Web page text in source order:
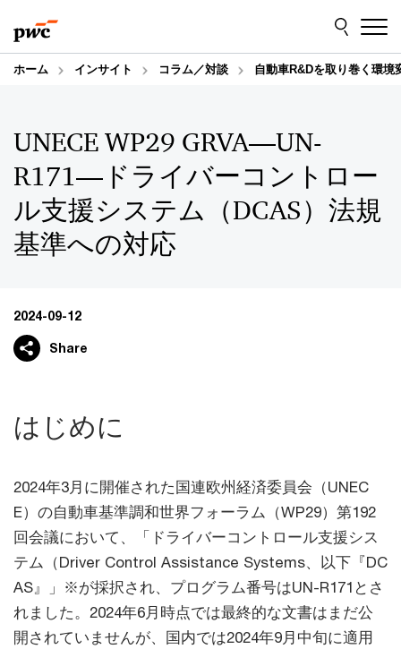
to
content
to
footer
ホーム インサイト コラム／対談 自動車R&Dを取り巻く環境
UNECE WP29 GRVA―UN-
R171―ドライバーコントロー
ル支援システム（DCAS）法規
基準への対応
2024-09-12
Share
はじめに
2024年3月に開催された国連欧州経済委員会（UNEC
E）の自動車基準調和世界フォーラム（WP29）第192
回会議において、「ドライバーコントロール支援シス
テム（Driver Control Assistance Systems、以下『DC
AS』」※が採択され、プログラム番号はUN-R171とさ
れました。2024年6月時点では最終的な文書はまだ公
開されていませんが、国内では2024年9月中旬に適用